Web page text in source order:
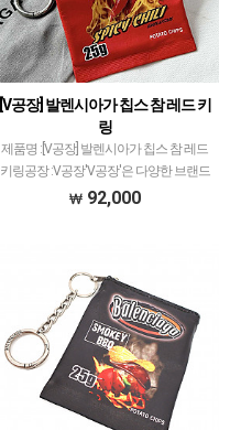
[V공장] 발렌시아가 칩스 참 레드 키
링
제품명 :[V공장] 발렌시아가 칩스 참 레드
키링공장 :V공장'V공장'은 다양한 브랜드
의류 전문적으로 취급하고 있습니다.제품
92,000